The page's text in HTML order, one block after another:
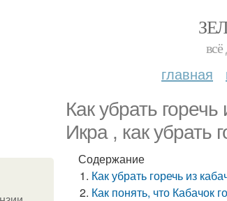
главная
Как убрать
Икра , как убрать
Содержание
Как убрать горечь из
Как понять, что Кабачок